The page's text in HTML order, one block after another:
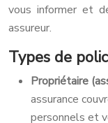
vous informer et
assureur.
Types de
Propriétaire
assurance
personnels et